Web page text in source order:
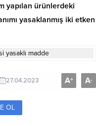
yapılan ürünlerdeki
yasaklanmış iki etken
27.04.2023 A+ A-
OL